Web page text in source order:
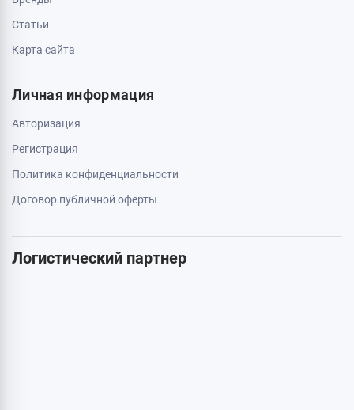
Статьи
Карта сайта
Личная информация
Авторизация
Регистрация
Политика конфиденциальности
Договор публичной оферты
Логистический партнер